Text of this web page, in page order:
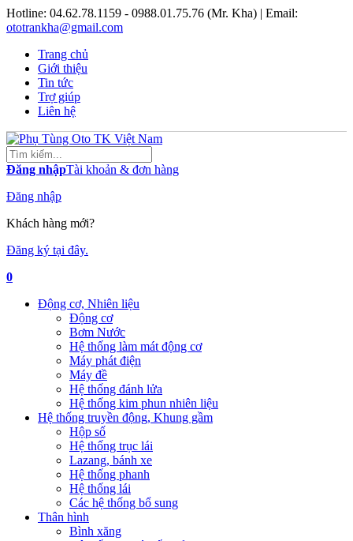
Hotline: 04.62.78.1159 - 0988.01.75.76 (Mr. Kha) | Email:
ototrankha@gmail.com
Trang chủ
Giới thiệu
Tin tức
Trợ giúp
Liên hệ
Đăng nhậpTài khoản & đơn hàng
Đăng nhập
Khách hàng mới?
Đăng ký tại đây.
0
Động cơ, Nhiên liệu
Động cơ
Bơm Nước
Hệ thống làm mát động cơ
Máy phát điện
Máy đề
Hệ thống đánh lửa
Hệ thống kim phun nhiên liệu
Hệ thống truyền động, Khung gầm
Hộp số
Hệ thống trục lái
Lazang, bánh xe
Hệ thống phanh
Hệ thống lái
Các hệ thống bổ sung
Thân hình
Bình xăng